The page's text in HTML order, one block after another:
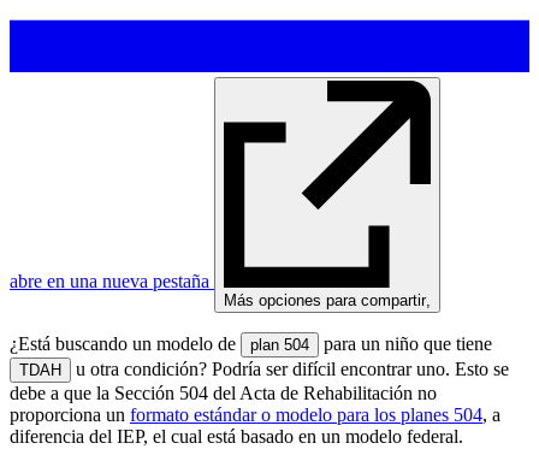
abre en una nueva pestaña
Más opciones para compartir,
¿Está buscando un modelo de plan 504 para un niño que tiene
TDAH
u otra condición? Podría ser difícil encontrar uno. Esto se
debe a que la Sección 504 del Acta de Rehabilitación no
proporciona un formato estándar o modelo para los planes 504, a
diferencia del IEP, el cual está basado en un modelo federal.